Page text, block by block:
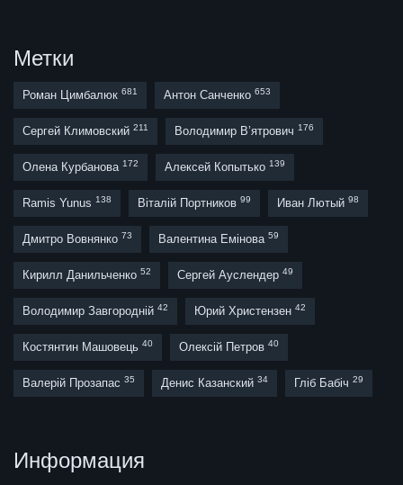
Метки
Роман Цимбалюк 681 Антон Санченко 653
Сергей Климовский 211 Володимир В’ятрович 176
Олена Курбанова 172 Алексей Копытько 139
Ramis Yunus 138 Віталій Портников 99 Иван Лютый 98
Дмитро Вовнянко 73 Валентина Емінова 59
Кирилл Данильченко 52 Сергей Ауслендер 49
Володимир Завгородній 42 Юрий Христензен 42
Костянтин Машовець 40 Олексій Петров 40
Валерій Прозапас 35 Денис Казанский 34 Гліб Бабіч 29
Информация